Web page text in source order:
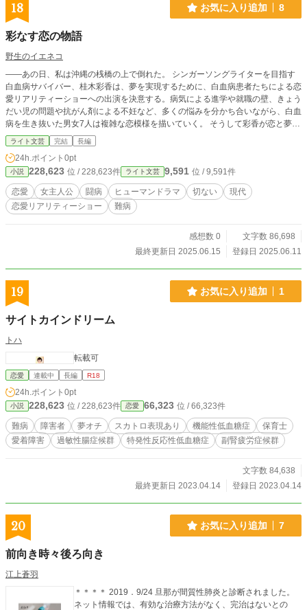
18 お気に入り追加 8
彩なす恋の物語
野生のイエネコ
——あの日、私は沖縄の桟橋の上で倒れた。 シンガーソングライターを目指す
白血病サバイバー、桂木彩香は、夢を実現するために、白血病患者たちによる恋
愛リアリティーショーへの出演を決意する。病気による進学や就職の壁、きょう
だい児の問題や抗がん剤による不妊など、多くの悩みを分かち合いながら、白血
病を生き抜いた男女7人は複雑な恋模様を描いていく。 そうして彩香が恋と夢を
叶える目前となったその時、残酷な運命の神は裁定を下した。 ※完結まで執筆
済み
ライト文芸 完結 長編
24h.ポイント 0pt
小説 228,623 位 / 228,623件 ライト文芸 9,591 位 / 9,591件
恋愛 女主人公 闘病 ヒューマンドラマ 切ない
現代
恋愛リアリティーショー
難病
感想数 0
文字数 86,698
最終更新日 2025.06.15
登録日 2025.06.11
19 お気に入り追加 1
サイトカインドリーム
トハ
転載可
恋愛 連載中 長編 R18
24h.ポイント 0pt
小説 228,623 位 / 228,623件 恋愛 66,323 位 / 66,323件
難病 障害者 夢オチ スカトロ表現あり 機能性低血糖症
保育士
愛着障害
過敏性腸症候群 特発性反応性低血糖症 副腎疲労症候群
文字数 84,638
最終更新日 2023.04.14
登録日 2023.04.14
20 お気に入り追加 7
前向き時々後ろ向き
江上蒼羽
＊＊＊＊ 2019．9/24 旦那が間質性肺炎と診断されました。
ネット情報では、有効な治療方法がなく、完治はないとの